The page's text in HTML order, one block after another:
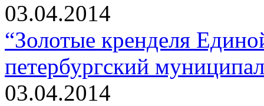
03.04.2014
“Золотые кренделя
петербургский
03.04.2014